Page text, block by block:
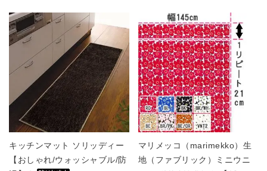
キッチンマット ソリッディー
【おしゃれ/ウォッシャブル/防
マリメッコ（marimekko）生
地（ファブリック）ミニウニ